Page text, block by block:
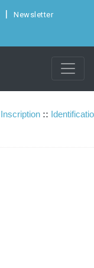
Newsletter
Inscription ::